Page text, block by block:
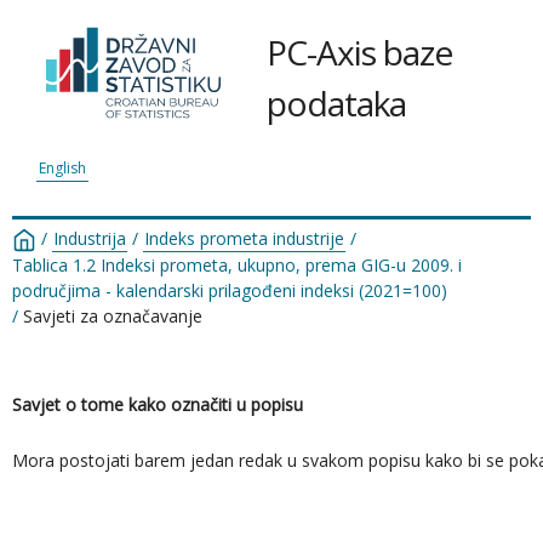
PC-Axis baze
podataka
English
/ Industrija / Indeks prometa industrije /
Tablica 1.2 Indeksi prometa, ukupno, prema GIG-u 2009. i
područjima - kalendarski prilagođeni indeksi (2021=100)
/ Savjeti za označavanje
Savjet o tome kako označiti u popisu
Mora postojati barem jedan redak u svakom popisu kako bi se